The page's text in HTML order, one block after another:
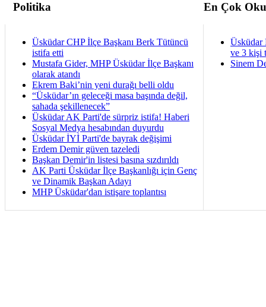
Politika En Çok
Üsküdar CHP İlçe Başkanı Berk Tütüncü
istifa etti
Mustafa Gider, MHP Üsküdar İlçe Başkanı
olarak atandı
Ekrem Baki’nin yeni durağı belli oldu
“Üsküdar’ın geleceği masa başında değil,
sahada şekillenecek”
Üsküdar AK Parti'de sürpriz istifa! Haberi
Sosyal Medya hesabından duyurdu
Üsküdar İYİ Parti'de bayrak değişimi
Erdem Demir güven tazeledi
Başkan Demir'in listesi basına sızdırıldı
AK Parti Üsküdar İlçe Başkanlığı için Genç
ve Dinamik Başkan Adayı
MHP Üsküdar'dan istişare toplantısı
Üsküdar
ve 3 kişi
Sinem